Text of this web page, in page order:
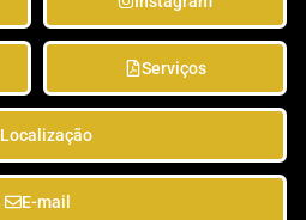
Serviços
Localização
E-mail